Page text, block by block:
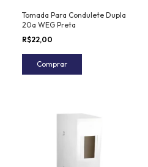
Tomada Para Condulete Dupla
20a WEG Preta
R$22,00
Comprar